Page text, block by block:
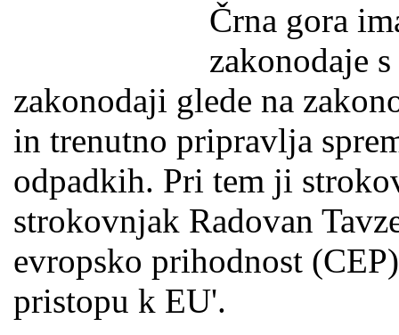
Črna gora
zakonodaje
zakonodaji glede na
in trenutno pripravlja
odpadkih. Pri tem ji
strokovnjak Radovan
evropsko prihodnost
pristopu k EU'.